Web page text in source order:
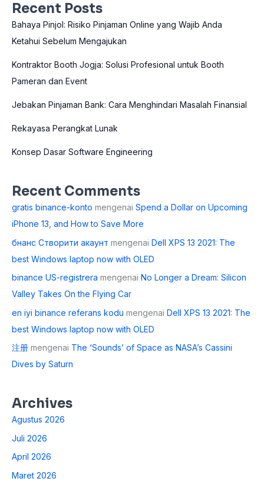
Recent Posts
Bahaya Pinjol: Risiko Pinjaman Online yang Wajib Anda
Ketahui Sebelum Mengajukan
Kontraktor Booth Jogja: Solusi Profesional untuk Booth
Pameran dan Event
Jebakan Pinjaman Bank: Cara Menghindari Masalah Finansial
Rekayasa Perangkat Lunak
Konsep Dasar Software Engineering
Recent Comments
gratis binance-konto mengenai Spend a Dollar on Upcoming
iPhone 13, and How to Save More
бнанс Створити акаунт mengenai Dell XPS 13 2021: The
best Windows laptop now with OLED
binance US-registrera mengenai No Longer a Dream: Silicon
Valley Takes On the Flying Car
en iyi binance referans kodu mengenai Dell XPS 13 2021: The
best Windows laptop now with OLED
注册 mengenai The ‘Sounds’ of Space as NASA’s Cassini
Dives by Saturn
Archives
Agustus 2026
Juli 2026
April 2026
Maret 2026